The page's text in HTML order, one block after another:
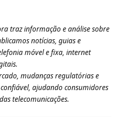
traz informação e análise sobre
notícias, guias e
móvel e fixa, internet
mudanças regulatórias e
ajudando consumidores
telecomunicações.